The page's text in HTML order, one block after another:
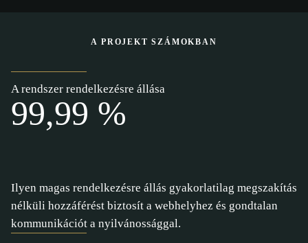
A PROJEKT SZÁMOKBAN
A rendszer rendelkezésre állása
99,99 %
Ilyen magas rendelkezésre állás gyakorlatilag megszakítás
nélküli hozzáférést biztosít a webhelyhez és gondtalan
kommunikációt a nyilvánossággal.